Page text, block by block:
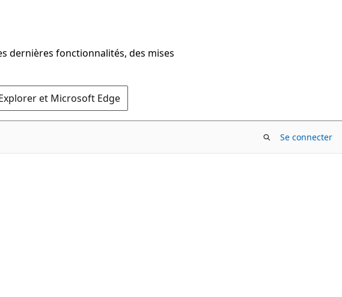
dernières fonctionnalités, des mises
et Microsoft Edge
Se connecter